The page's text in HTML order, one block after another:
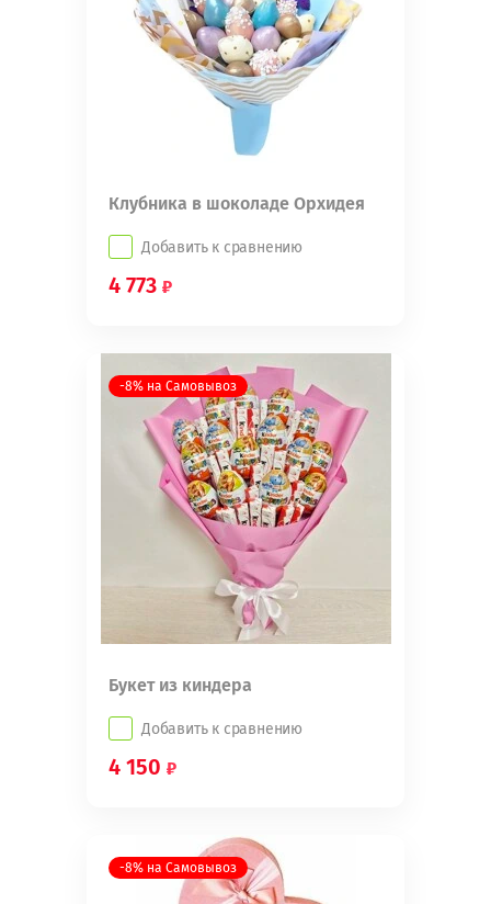
Клубника в шоколаде Орхидея
Добавить к сравнению
4 773
-8% на Самовывоз
Букет из киндера
Добавить к сравнению
4 150
-8% на Самовывоз